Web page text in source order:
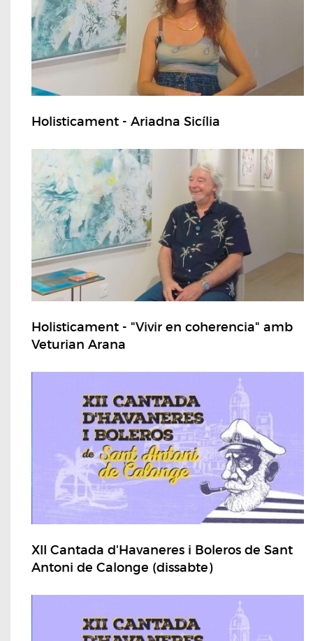
Holisticament - Ariadna Sicília
Holisticament - "Vivir en coherencia" amb
Veturian Arana
XII Cantada d'Havaneres i Boleros de Sant
Antoni de Calonge (dissabte)